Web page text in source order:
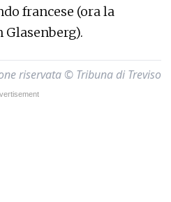
francese (ora la
Glasenberg).
riservata © Tribuna di Treviso